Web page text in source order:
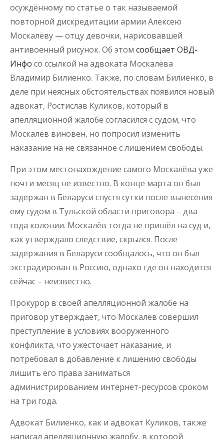
осуждённому по статье о так называемой
повторной дискредитации армии Алексею
Москалёву — отцу девочки, нарисовавшей
антивоенный рисунок. Об этом сообщает ОВД-
Инфо со ссылкой на адвоката Москалёва
Владимир Билиенко. Также, по словам Билиенко, в
деле при неясных обстоятельствах появился новый
адвокат, Ростислав Куликов, который в
апелляционной жалобе согласился с судом, что
Москалёв виновен, но попросил изменить
наказание на не связанное с лишением свободы.
При этом местонахождение самого Москалёва уже
почти месяц не известно. В конце марта он был
задержан в Беларуси спустя сутки после вынесения
ему судом в Тульской области приговора – два
года колонии. Москалёв тогда не пришёл на суд и,
как утверждало следствие, скрылся. После
задержания в Беларуси сообщалось, что он был
экстрадирован в Россию, однако где он находится
сейчас – неизвестно.
Прокурор в своей апелляционной жалобе на
приговор утверждает, что Москалёв совершил
преступление в условиях вооруженного
конфликта, что ужесточает наказание, и
потребовал в добавление к лишению свободы
лишить его права заниматься
администрированием интернет-ресурсов сроком
на три года.
Адвокат Билиенко, как и адвокат Куликов, также
написал апелляционную жалобу, в которой